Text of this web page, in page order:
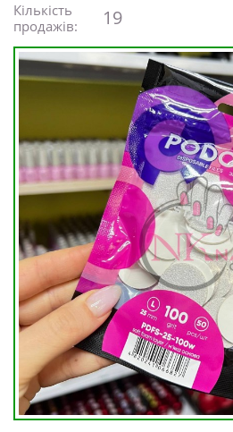
Кількість
продажів:
19